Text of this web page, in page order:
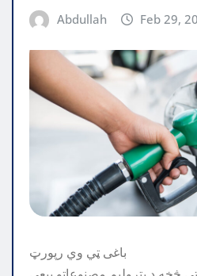
Abdullah Feb 29,
باغی ټي وي رپورټ